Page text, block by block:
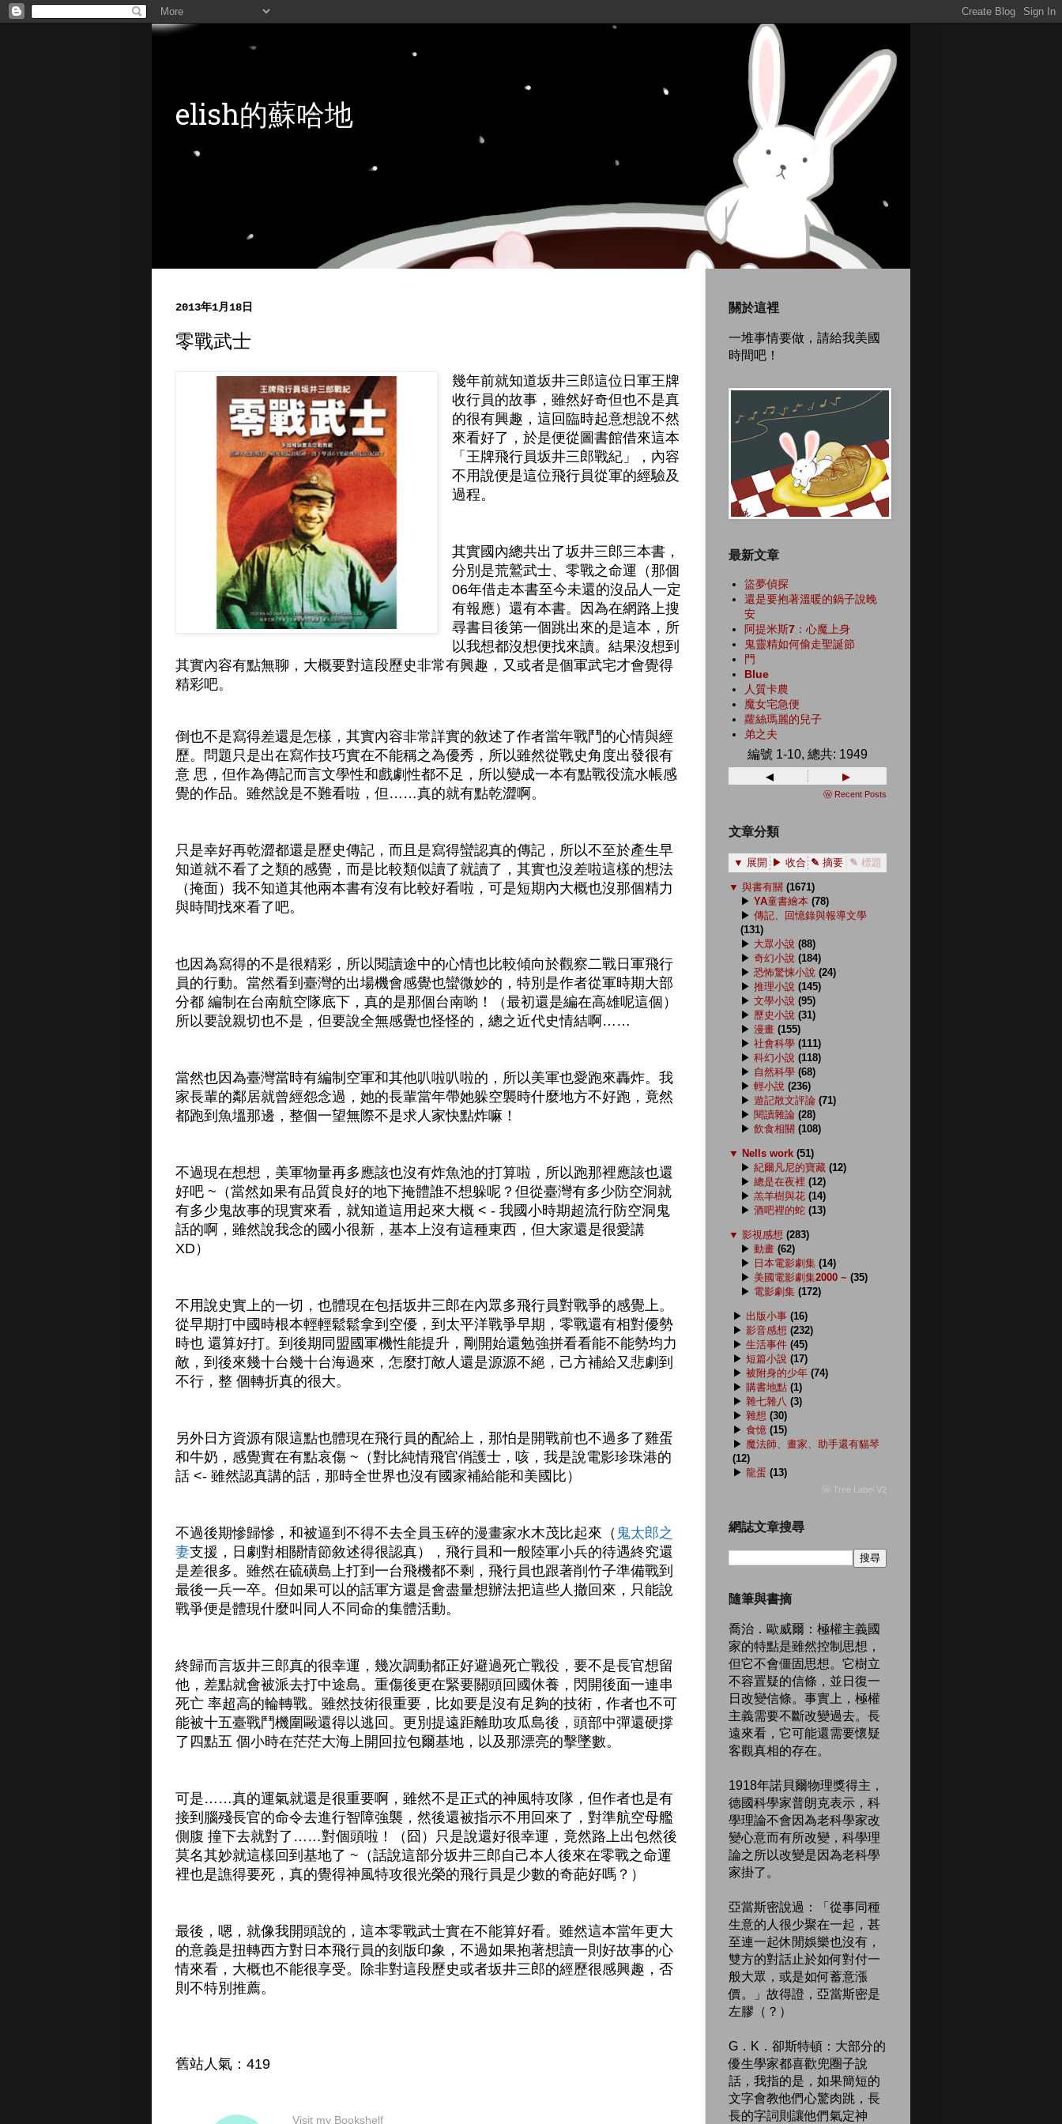
elish的蘇哈地
2013年1月18日
零戰武士
幾年前就知道坂井三郎這位日軍王牌
收行員的故事，雖然好奇但也不是真
的很有興趣，這回臨時起意想說不然
來看好了，於是便從圖書館借來這本
「王牌飛行員坂井三郎戰紀」，內容
不用說便是這位飛行員從軍的經驗及
過程。
其實國內總共出了坂井三郎三本書，
分別是荒鷲武士、零戰之命運（那個
06年借走本書至今未還的沒品人一定
有報應）還有本書。因為在網路上搜
尋書目後第一個跳出來的是這本，所
以我想都沒想便找來讀。結果沒想到
其實內容有點無聊，大概要對這段歷史非常有興趣，又或者是個軍武宅才會覺得
精彩吧。
倒也不是寫得差還是怎樣，其實內容非常詳實的敘述了作者當年戰鬥的心情與經
歷。問題只是出在寫作技巧實在不能稱之為優秀，所以雖然從戰史角度出發很有
意 思，但作為傳記而言文學性和戲劇性都不足，所以變成一本有點戰役流水帳感
覺的作品。雖然說是不難看啦，但……真的就有點乾澀啊。
只是幸好再乾澀都還是歷史傳記，而且是寫得蠻認真的傳記，所以不至於產生早
知道就不看了之類的感覺，而是比較類似讀了就讀了，其實也沒差啦這樣的想法
（掩面）我不知道其他兩本書有沒有比較好看啦，可是短期內大概也沒那個精力
與時間找來看了吧。
也因為寫得的不是很精彩，所以閱讀途中的心情也比較傾向於觀察二戰日軍飛行
員的行動。當然看到臺灣的出場機會感覺也蠻微妙的，特別是作者從軍時期大部
分都 編制在台南航空隊底下，真的是那個台南喲！（最初還是編在高雄呢這個）
所以要說親切也不是，但要說全無感覺也怪怪的，總之近代史情結啊……
當然也因為臺灣當時有編制空軍和其他叭啦叭啦的，所以美軍也愛跑來轟炸。我
家長輩的鄰居就曾經怨念過，她的長輩當年帶她躲空襲時什麼地方不好跑，竟然
都跑到魚塭那邊，整個一望無際不是求人家快點炸嘛！
不過現在想想，美軍物量再多應該也沒有炸魚池的打算啦，所以跑那裡應該也還
好吧 ~（當然如果有品質良好的地下掩體誰不想躲呢？但從臺灣有多少防空洞就
有多少鬼故事的現實來看，就知道這用起來大概 < - 我國小時期超流行防空洞鬼
話的啊，雖然說我念的國小很新，基本上沒有這種東西，但大家還是很愛講
XD）
不用說史實上的一切，也體現在包括坂井三郎在內眾多飛行員對戰爭的感覺上。
從早期打中國時根本輕輕鬆鬆拿到空優，到太平洋戰爭早期，零戰還有相對優勢
時也 還算好打。到後期同盟國軍機性能提升，剛開始還勉強拼看看能不能勢均力
敵，到後來幾十台幾十台海過來，怎麼打敵人還是源源不絕，己方補給又悲劇到
不行，整 個轉折真的很大。
另外日方資源有限這點也體現在飛行員的配給上，那怕是開戰前也不過多了雞蛋
和牛奶，感覺實在有點哀傷 ~（對比純情飛官俏護士，咳，我是說電影珍珠港的
話 <- 雖然認真講的話，那時全世界也沒有國家補給能和美國比）
不過後期慘歸慘，和被逼到不得不去全員玉碎的漫畫家水木茂比起來（ 鬼太郎之
妻支援，日劇對相關情節敘述得很認真），飛行員和一般陸軍小兵的待遇終究還
是差很多。雖然在硫磺島上打到一台飛機都不剩，飛行員也跟著削竹子準備戰到
最後一兵一卒。但如果可以的話軍方還是會盡量想辦法把這些人撤回來，只能說
戰爭便是體現什麼叫同人不同命的集體活動。
終歸而言坂井三郎真的很幸運，幾次調動都正好避過死亡戰役，要不是長官想留
他，差點就會被派去打中途島。重傷後更在緊要關頭回國休養，閃開後面一連串
死亡 率超高的輪轉戰。雖然技術很重要，比如要是沒有足夠的技術，作者也不可
能被十五臺戰鬥機圍毆還得以逃回。更別提遠距離助攻瓜島後，頭部中彈還硬撐
了四點五 個小時在茫茫大海上開回拉包爾基地，以及那漂亮的擊墜數。
可是……真的運氣就還是很重要啊，雖然不是正式的神風特攻隊，但作者也是有
接到腦殘長官的命令去進行智障強襲，然後還被指示不用回來了，對準航空母艦
側腹 撞下去就對了……對個頭啦！（囧）只是說還好很幸運，竟然路上出包然後
莫名其妙就這樣回到基地了 ~（話說這部分坂井三郎自己本人後來在零戰之命運
裡也是譙得要死，真的覺得神風特攻很光榮的飛行員是少數的奇葩好嗎？）
最後，嗯，就像我開頭說的，這本零戰武士實在不能算好看。雖然這本當年更大
的意義是扭轉西方對日本飛行員的刻版印象，不過如果抱著想讀一則好故事的心
情來看，大概也不能很享受。除非對這段歷史或者坂井三郎的經歷很感興趣，否
則不特別推薦。
舊站人氣：419
關於這裡
一堆事情要做，請給我美國
時間吧！
最新文章
盜夢偵探
還是要抱著溫暖的鍋子說晚
安
阿提米斯7：心魔上身
鬼靈精如何偷走聖誕節
門
Blue
人質卡農
魔女宅急便
蘿絲瑪麗的兒子
弟之夫
編號 1-10, 總共: 1949
◂ ▸
ⓦ Recent Posts
文章分類
▼ 展開 ▶ 收合 ✎ 摘要 ✎ 標題
▼ 與書有關 (1671)
▶ YA童書繪本 (78)
▶ 傳記、回憶錄與報導文學
(131)
▶ 大眾小說 (88)
▶ 奇幻小說 (184)
▶ 恐怖驚悚小說 (24)
▶ 推理小說 (145)
▶ 文學小說 (95)
▶ 歷史小說 (31)
▶ 漫畫 (155)
▶ 社會科學 (111)
▶ 科幻小說 (118)
▶ 自然科學 (68)
▶ 輕小說 (236)
▶ 遊記散文評論 (71)
▶ 閱讀雜論 (28)
▶ 飲食相關 (108)
▼ Nells work (51)
▶ 紀爾凡尼的寶藏 (12)
▶ 總是在夜裡 (12)
▶ 羔羊樹與花 (14)
▶ 酒吧裡的蛇 (13)
▼ 影視感想 (283)
▶ 動畫 (62)
▶ 日本電影劇集 (14)
▶ 美國電影劇集2000 ~ (35)
▶ 電影劇集 (172)
▶ 出版小事 (16)
▶ 影音感想 (232)
▶ 生活事件 (45)
▶ 短篇小說 (17)
▶ 被附身的少年 (74)
▶ 購書地點 (1)
▶ 雜七雜八 (3)
▶ 雜想 (30)
▶ 食憶 (15)
▶ 魔法師、畫家、助手還有貓琴
(12)
▶ 龍蛋 (13)
ⓦ Tree Label V2
網誌文章搜尋
隨筆與書摘
喬治．歐威爾：極權主義國
家的特點是雖然控制思想，
但它不會僵固思想。它樹立
不容置疑的信條，並日復一
日改變信條。事實上，極權
主義需要不斷改變過去。長
遠來看，它可能還需要懷疑
客觀真相的存在。
1918年諾貝爾物理獎得主，
德國科學家普朗克表示，科
學理論不會因為老科學家改
變心意而有所改變，科學理
論之所以改變是因為老科學
家掛了。
亞當斯密說過：「從事同種
生意的人很少聚在一起，甚
至連一起休閒娛樂也沒有，
雙方的對話止於如何對付一
般大眾，或是如何蓄意漲
價。」故得證，亞當斯密是
左膠（？）
G．K．卻斯特頓：大部分的
優生學家都喜歡兜圈子說
話，我指的是，如果簡短的
文字會教他們心驚肉跳，長
長的字詞則讓他們氣定神